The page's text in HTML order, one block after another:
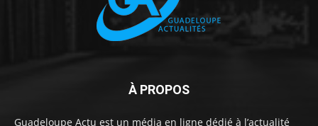
À PROPOS
Guadeloupe Actu est un média en ligne dédié à l’actualité